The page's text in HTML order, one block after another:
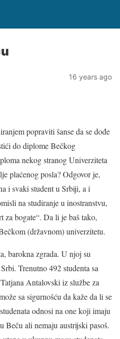
16 years ago
popraviti šanse da se dođe
do diplome Bečkog
nekog stranog Univerziteta
plaćenog posla? Odgovor je,
i svaki student u Srbiji, a i
na studiranje u inostranstvu,
za bogate“. Da li je baš tako,
(državnom) univerzitetu.
barokna zgrada. U njoj su
Trenutno 492 studenta sa
Antalovski iz službe za
sa sigurnošću da kaže da li se
odnosi na one koji imaju
Beču ali nemaju austrijski pasoš.